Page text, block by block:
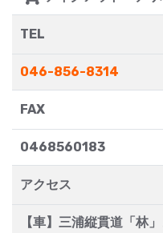
TEL
046-856-8314
FAX
0468560183
アクセス
【車】三浦縦貫道「林